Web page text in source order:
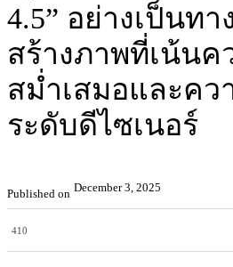
4.5” อย่างเป็นท
สร้างภาพที่เน้นค
สม่ำเสมอและคว
ระดับดีไซเนอร์
Published on December 3, 2025
410